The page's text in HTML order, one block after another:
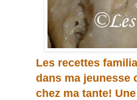
Les recettes
dans ma jeunesse
chez ma tante!